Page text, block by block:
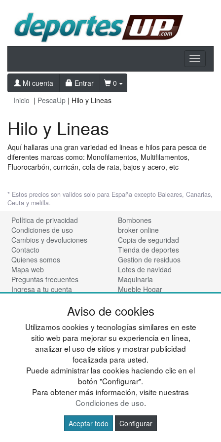
Toggle
Mi cuenta
Entrar
0
Inicio | PescaUp | Hilo y Lineas
Hilo y Lineas
Aquí hallaras una gran variedad ed lineas e hilos para pesca de
diferentes marcas como: Monofilamentos, Multifilamentos,
Fluorocarbón, curricán, cola de rata, bajos y acero, etc
* Estos precios son validos solo para España excepto Baleares, Canarias,
Ceuta y melilla.
Política de privacidad
Condiciones de uso
Cambios y devoluciones
Contacto
Quienes somos
Mapa web
Preguntas frecuentes
Ingresa a tu cuenta
Bombones
broker online
Copia de seguridad
Tienda de deportes
Gestion de residuos
Lotes de navidad
Maquinaria
Mueble Hogar
Vinotecas
Para almacen
Tienda de cosmética
© deportesup.com - Todos los derechos reservados
Aviso de cookies
Utilizamos cookies y tecnologías similares en este
sitio web para mejorar su experiencia en línea,
analizar el uso de sitios y mostrar publicidad
focalizada para usted.
Puede administrar las cookies haciendo clic en el
botón "Configurar".
Para obtener más información, visite nuestras
Condiciones de uso.
Aceptar todo Configurar